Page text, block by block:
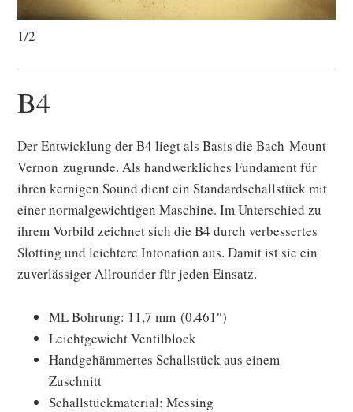
1/2
B4
Der Entwicklung der B4 liegt als Basis die Bach Mount
Vernon zugrunde. Als handwerkliches Fundament für
ihren kernigen Sound dient ein Standardschallstück mit
einer normalgewichtigen Maschine. Im Unterschied zu
ihrem Vorbild zeichnet sich die B4 durch verbessertes
Slotting und leichtere Intonation aus. Damit ist sie ein
zuverlässiger Allrounder für jeden Einsatz.
ML Bohrung: 11,7 mm (0.461″)
Leichtgewicht Ventilblock
Handgehämmertes Schallstück aus einem
Zuschnitt
Schallstückmaterial: Messing